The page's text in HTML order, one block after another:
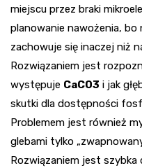
miejscu przez braki
planowanie nawożenia, bo
zachowuje się inaczej niż
Rozwiązaniem jest
występuje CaCO3 i jak
skutki dla dostępności
Problemem jest również
glebami tylko
Rozwiązaniem jest